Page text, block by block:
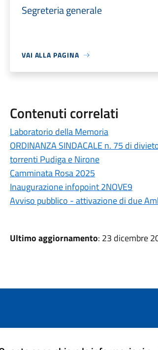
Segreteria generale
VAI ALLA PAGINA
Contenuti correlati
Laboratorio della Memoria
ORDINANZA SINDACALE n. 75 di
torrenti Pudiga e Nirone
Camminata Rosa 2025
Inaugurazione infopoint 2NOVE9
Avviso pubblico - attivazione di due
Ultimo aggiornamento: 23 dicembre